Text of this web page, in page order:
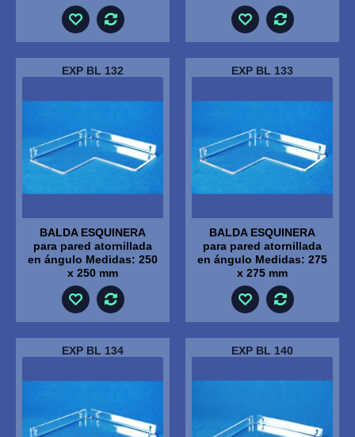
EXP BL 132
BALDA ESQUINERA
para pared atornillada
en ángulo Medidas: 250
x 250 mm
EXP BL 133
BALDA ESQUINERA
para pared atornillada
en ángulo Medidas: 275
x 275 mm
EXP BL 134 EXP BL 140